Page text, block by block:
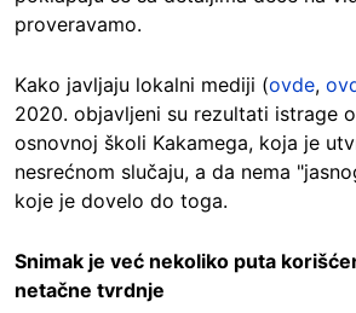
proveravamo.
Kako javljaju lokalni mediji (ovde,
2020. objavljeni su rezultati istrage
osnovnoj školi Kakamega, koja je
nesrećnom slučaju, a da nema
koje je dovelo do toga.
Snimak je već nekoliko puta
netačne tvrdnje